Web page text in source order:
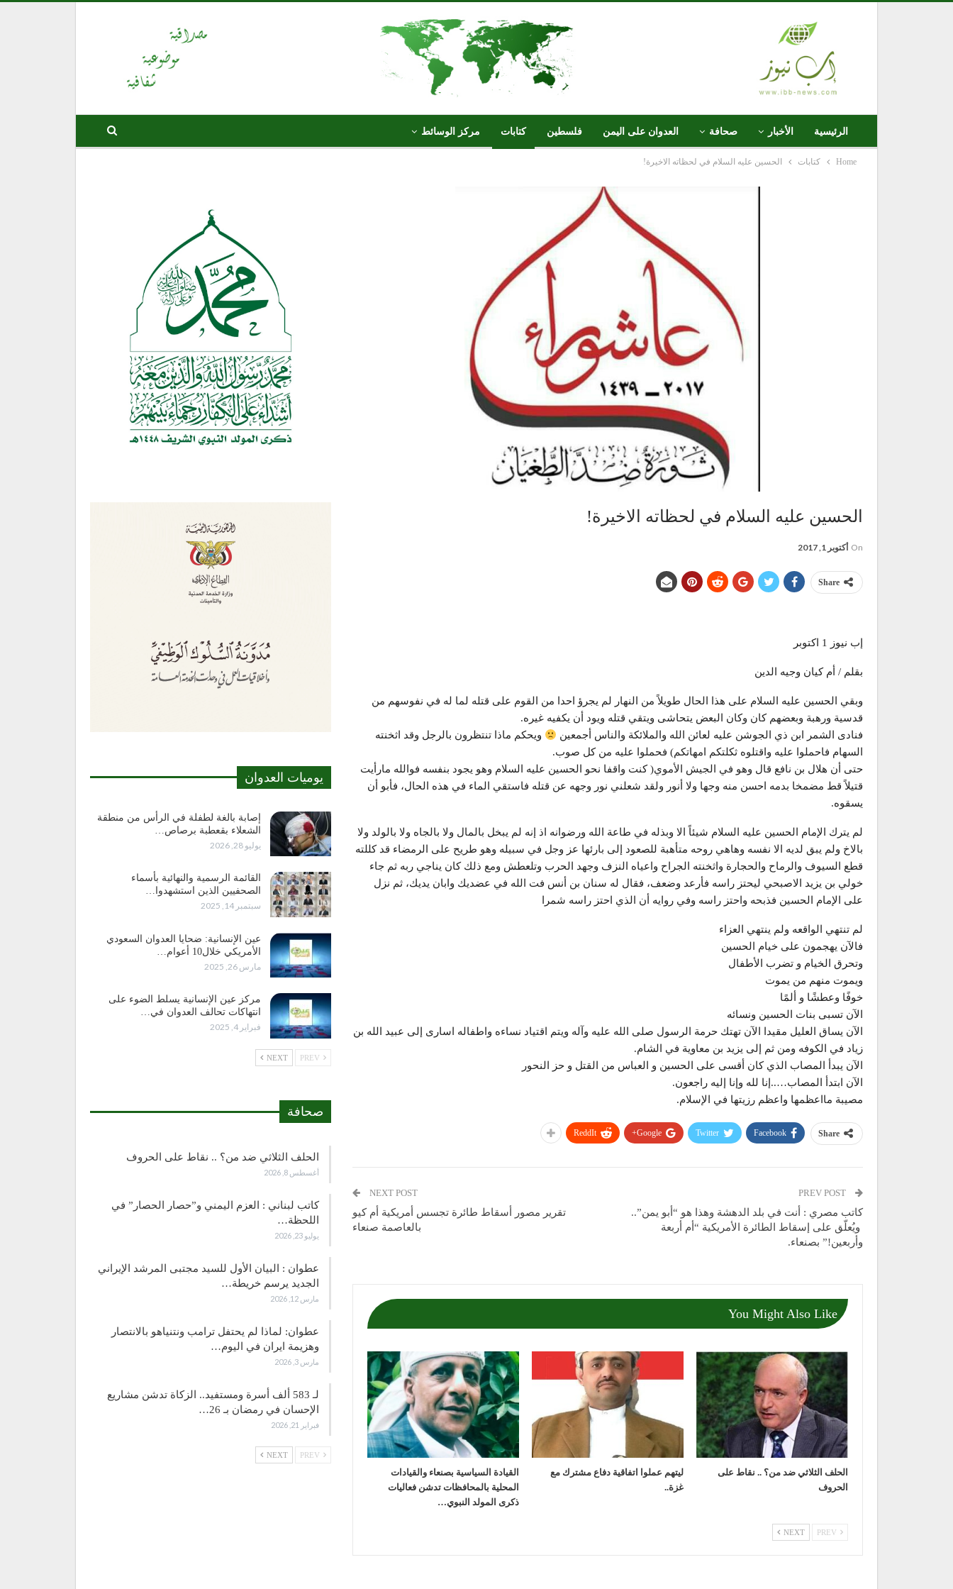
الرئيسية الأخبار صحافة العدوان على اليمن فلسطين كتابات مركز الوسائط
Home كتابات الحسين عليه السلام في لحظاته الاخيرة!
الحسين عليه السلام في لحظاته الاخيرة!
On أكتوبر 1, 2017
Share
إب نيوز 1 اكتوبر
بقلم / أم كيان وجيه الدين
وبقي الحسين عليه السلام على هذا الحال طويلاً من النهار لم يجرؤ احدا من القوم على قتله لما له في نفوسهم من
قدسية ورهبة وبعضهم كان وكان البعض يتحاشى ويتقي قتله ويود أن يكفيه غيره.
فنادى الشمر ابن ذي الجوشن عليه لعائن الله والملائكة والناس أجمعين
ويحكم ماذا تنتظرون بالرجل وقد اثخنته
السهام فاحملوا عليه واقتلوه ثكلتكم امهاتكم) فحملوا عليه من كل صوب.
حتى أن هلال بن نافع قال وهو في الجيش الأموي( كنت واقفا نحو الحسين عليه السلام وهو يجود بنفسه فوالله مارأيت
قتيلاً قط مضمخا بدمه احسن منه وجها ولا أنور ولقد شعلني نور وجهه عن قتله فاستقي الماء في هذه الحال، فأبو أن
يسقوه.
لم يترك الإمام الحسين عليه السلام شيئاً الا وبذله في طاعة الله ورضوانه اذ إنه لم يبخل بالمال ولا بالجاه ولا بالولد ولا
بالاخ ولم يبق لديه الا نفسه وهاهي روحه متأهبة للصعود إلى بارئها عز وجل في سبيله وهو طريح على الرمضاء قد كللته
قطع السيوف والرماح والحجارة واثخنته الجراح واعياه النزف وجهد الحرب وتلعطش ومع ذلك كان يناجي ربه ثم جاء
خولي بن يزيد الاصبحي ليحتز راسه فأرعد وضعف، فقال له سنان بن أنس فت الله في عضديك وابان يديك، ثم نزل
على الإمام الحسين فذبحه واحتز راسه وفي روايه أن الذي احتز راسه شمرا
لم تنتهي الواقعه ولم ينتهي العزاء
فالآن يهجمون على خيام الحسين
وتحرق الخيام و تضرب الأطفال
ويموت منهم من يموت
خوفًا وعطشًا و ألمًا
الآن تسبى بنات الحسين ونسائه
الآن يساق العليل مقيدا الآن تهتك حرمة الرسول صلى الله عليه وآله ويتم اقتياد نساءه واطفاله اسارى إلى عبيد الله بن
زياد في الكوفه ومن ثم إلى يزيد بن معاوية في الشام.
الآن يبدأ المصاب الذي كان أقسى على الحسين و العباس من القتل و حز النحور
الآن ابتدأ المصاب…..إنا لله وإنا إليه راجعون.
مصيبة مااعظمها واعظم رزيتها في الإسلام.
Share
Facebook
Twitter
Google+
ReddIt
كاتب مصري : أنت في بلد الدهشة وهذا هو “أبو يمن”..
ويُعلّق على إسقاط الطائرة الأمريكية “أم أربعة
وأربعين!” بصنعاء.
NEXT POST
تقرير مصور أسقاط طائرة تجسس أمريكية أم كيو
بالعاصمة صنعاء
You Might Also Like
الحلف الثلاثي ضد من؟ .. نقاط على
الحروف
ليتهم عملوا اتفاقية دفاع مشترك مع
غزة..
القيادة السياسية بصنعاء والقيادات
المحلية بالمحافظات تدشن فعاليات
ذكرى المولد النبوي…
NEXT
يوميات العدوان
إصابة بالغة لطفلة في الرأس من منطقة
الشعلاء بقعطبة برصاص…
يوليو 28, 2026
القائمة الرسمية والنهائية بأسماء
الصحفيين الذين استشهدوا…
سبتمبر 14, 2025
عين الإنسانية: ضحايا العدوان السعودي
الأمريكي خلال10 أعوام…
مارس 26, 2025
مركز عين الإنسانية يسلط الضوء على
انتهاكات تحالف العدوان في…
فبراير 4, 2025
NEXT
صحافة
الحلف الثلاثي ضد من؟ .. نقاط على الحروف
أغسطس 8, 2026
كاتب لبناني : العزم اليمني و”حصار الحصار” في
اللحظة…
يوليو 23, 2026
عطوان : البيان الأول للسيد مجتبى المرشد الإيراني
الجديد يرسم خريطة…
مارس 12, 2026
عطوان: لماذا لم يحتفل ترامب ونتنياهو بالانتصار
وهزيمة ايران في اليوم…
مارس 3, 2026
لـ 583 ألف أسرة ومستفيد.. الزكاة تدشن مشاريع
الإحسان في رمضان بـ 26…
فبراير 21, 2026
NEXT